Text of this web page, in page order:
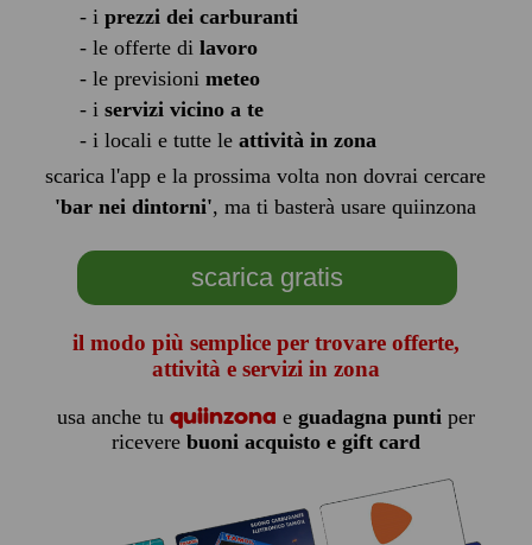
- i prezzi dei carburanti
- le offerte di lavoro
- le previsioni meteo
- i servizi vicino a te
- i locali e tutte le attività in zona
scarica l'app e la prossima volta non dovrai cercare
'bar nei dintorni', ma ti basterà usare quiinzona
scarica gratis
il modo più semplice per trovare offerte,
attività e servizi in zona
usa anche tu quiinzona e guadagna puntiper
ricevere buoni acquisto e gift card